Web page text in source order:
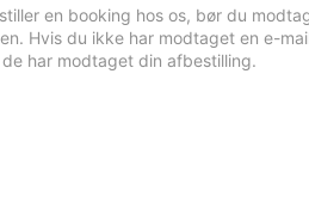
en booking hos os, bør du
Hvis du ikke har modtaget en e-
har modtaget din afbestilling.